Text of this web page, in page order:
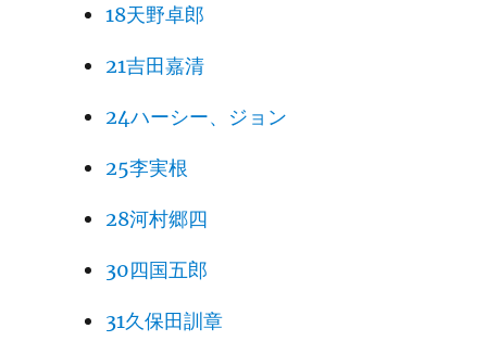
18天野卓郎
21吉田嘉清
24ハーシー、ジョン
25李実根
28河村郷四
30四国五郎
31久保田訓章